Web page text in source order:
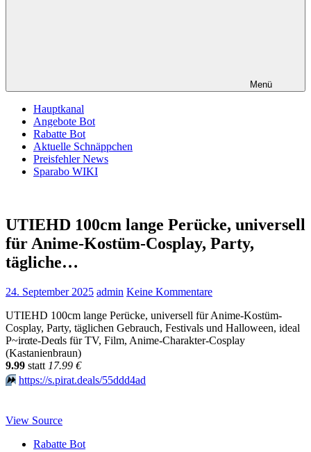
Menü
Hauptkanal
Angebote Bot
Rabatte Bot
Aktuelle Schnäppchen
Preisfehler News
Sparabo WIKI
UTIEHD 100cm lange Perücke, universell
für Anime-Kostüm-Cosplay, Party,
tägliche…
24. September 2025 admin Keine Kommentare
UTIEHD 100cm lange Perücke, universell für Anime-Kostüm-
Cosplay, Party, täglichen Gebrauch, Festivals und Halloween, ideal
P~irαtе-Dеαls für TV, Film, Anime-Charakter-Cosplay
(Kastanienbraun)
9.99 statt 17.99 €
⏩️ https://s.pirat.deals/55ddd4ad
View Source
Rabatte Bot